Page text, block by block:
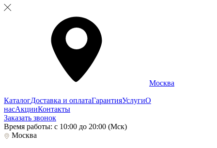
Москва
КаталогДоставка и оплатаГарантияУслугиО
насАкцииКонтакты
Заказать звонок
Время работы: с 10:00 до 20:00 (Мск)
Москва